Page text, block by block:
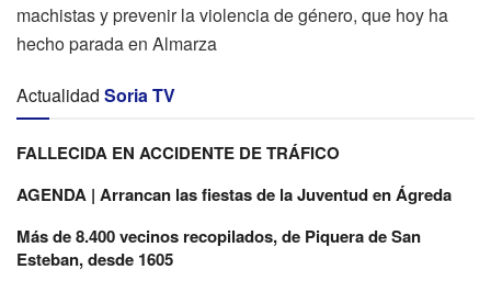
machistas y prevenir la violencia de género, que hoy ha
hecho parada en Almarza
Actualidad Soria TV
FALLECIDA EN ACCIDENTE DE TRÁFICO
AGENDA | Arrancan las fiestas de la Juventud en Ágreda
Más de 8.400 vecinos recopilados, de Piquera de San
Esteban, desde 1605